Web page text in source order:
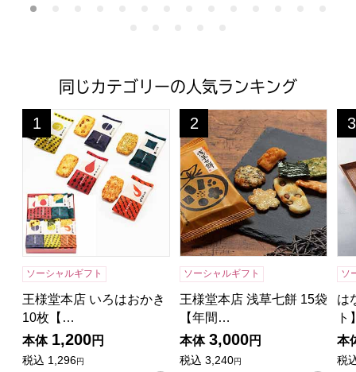
同じカテゴリーの人気ランキング
王様堂本店 いろはおかき 10枚【年間ギフト】
1
位
ソーシャルギフト
王様堂本店 いろはおかき
10枚【…
本体 1,200円
税込 1,296円
王様堂本店 浅草七餅 15袋【
2
位
ソーシャルギフト
王様堂本店 浅草七餅 15袋
【年間…
本体 3,000円
税込 3,240円
3
位
ソ
は
ト
本
税